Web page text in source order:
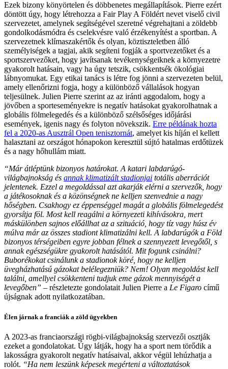
Ezek bizony könyörtelen és döbbenetes megállapítások. Pierre ezért
döntött úgy, hogy létrehozza a Fair Play A Földért nevet viselő civil
szervezetet, amelynek segítségével szeretné végrehajtani a zöldebb
gondolkodásmódra és cselekvésre való érzékenyítést a sportban. A
szervezetnek klímaszakértők és olyan, köztiszteletben álló
személyiségek a tagjai, akik segíteni fogják a sportvezetőket és a
sportszervezőket, hogy javítsanak tevékenységeiknek a környezetre
gyakorolt hatásain, vagy ha úgy tetszik, csökkentsék ökológiai
lábnyomukat. Egy etikai tanács is létre fog jönni a szervezeten belül,
amely ellenőrizni fogja, hogy a különböző vállalások hogyan
teljesülnek. Julien Pierre szerint az az iránti aggodalom, hogy a
jövőben a sporteseményekre is negatív hatásokat gyakorolhatnak a
globális fölmelegedés és a különböző szélsőséges időjárási
események, igenis nagy és folyton növekszik. Erre példának hozta
fel a 2020-as Ausztrál Open tenisztornát, amelyet kis híján el kellett
halasztani az országot hónapokon keresztül sújtó hatalmas erdőtüzek
és a nagy hőhullám miatt.
“Már átléptünk bizonyos határokat. A katari labdarúgó-
világbajnokság és annak klimatizált stadionjai totális aberrációt
jelentenek. Ezzel a megoldással azt akarják elérni a szervezők, hogy
a játékosoknak és a közönségnek ne kelljen szenvednie a nagy
hőségben. Csakhogy ez éppenséggel magát a globális fölmelegedést
gyorsítja föl. Most kell reagálni a környezeti kihívásokra, mert
máskülönben sajnos előállhat az a szituáció, hogy tíz vagy húsz év
múlva már az összes stadiont klimatizálni kell. A labdarúgók a Föld
bizonyos térségeiben egyre jobban félnek a szennyezett levegőtől, s
annak egészségükre gyakorolt hatásától. Mit fogunk csinálni?
Buborékokat csinálunk a stadionok köré, hogy ne kelljen
üvegházhatású gázokat belélegezniük? Nem! Olyan megoldást kell
találni, amellyel csökkenteni tudjuk eme gázok mennyiségét a
levegőben” – részletezte gondolatait Julien Pierre a Le Figaro című
újságnak adott nyilatkozatában.
Élen járnak a franciák a zöld ügyekben
A 2023-as franciaországi rögbi-világbajnokság szervezői osztják
ezeket a gondolatokat. Úgy látják, hogy ha a sport nem törődik a
lakosságra gyakorolt negatív hatásaival, akkor végül lehúzhatja a
rolót. “Ha nem leszünk képesek megérteni a változtatások